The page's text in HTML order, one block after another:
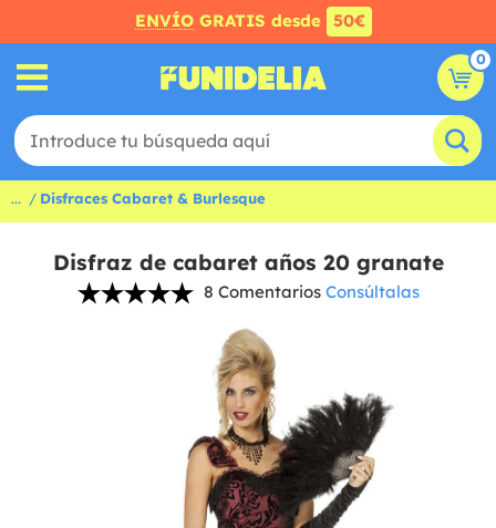
ENVÍO GRATIS desde 50€
0
... Disfraces Cabaret & Burlesque
Disfraz de cabaret años 20 granate
8 Comentarios Consúltalas